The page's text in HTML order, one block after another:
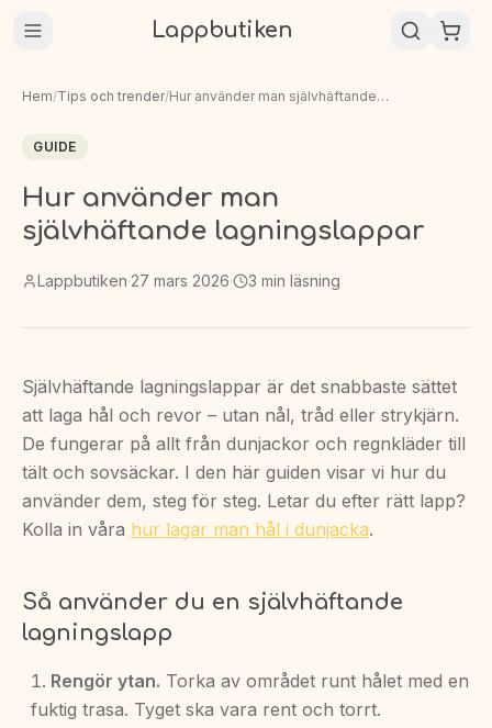
Lappbutiken
Hem/Tips och trender/ Hur använder man självhäftande lagningslappar
GUIDE
Hur använder man
självhäftande lagningslappar
Lappbutiken·27 mars 2026· 3 min läsning
Självhäftande lagningslappar är det snabbaste sättet
att laga hål och revor – utan nål, tråd eller strykjärn.
De fungerar på allt från dunjackor och regnkläder till
tält och sovsäckar. I den här guiden visar vi hur du
använder dem, steg för steg. Letar du efter rätt lapp?
Kolla in våra hur lagar man hål i dunjacka.
Så använder du en självhäftande
lagningslapp
Rengör ytan. Torka av området runt hålet med en
fuktig trasa. Tyget ska vara rent och torrt.